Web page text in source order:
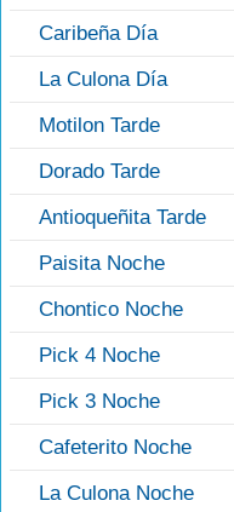
Caribeña Día
La Culona Día
Motilon Tarde
Dorado Tarde
Antioqueñita Tarde
Paisita Noche
Chontico Noche
Pick 4 Noche
Pick 3 Noche
Cafeterito Noche
La Culona Noche